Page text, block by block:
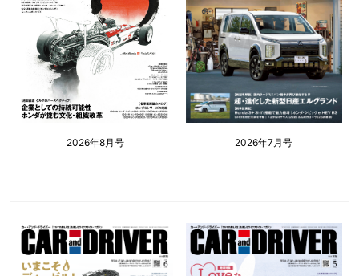
2026年8月号 2026年7月号